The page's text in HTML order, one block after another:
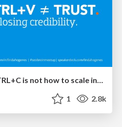
SEO Brein meetup: CTRL+C is not how to scale international SEO
1 2.8k